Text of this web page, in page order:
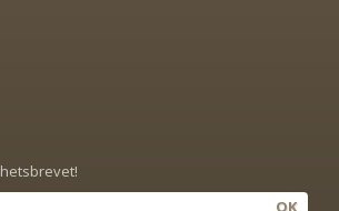
OK